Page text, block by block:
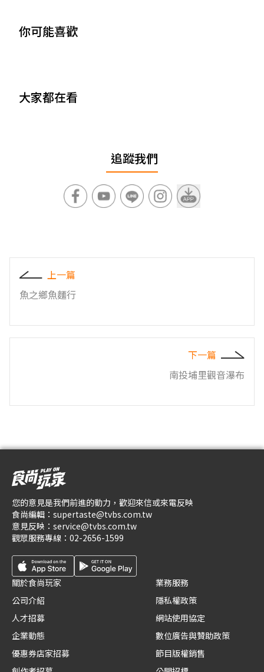
你可能喜歡
大家都在看
追蹤我們
上一篇
魚之鄉魚麵行
下一篇
南投埔里觀音瀑布
您的意見是我們前進的動力，歡迎來信或來電反映
食尚編輯： supertaste@tvbs.com.tw
意見反映： service@tvbs.com.tw
觀眾服務專線： 02-2656-1599
關於食尚玩家
公司介紹
人才招募
企業動態
優惠券店家招募
業務服務
隱私權政策
網站使用協定
數位廣告與贊助政策
節目版權銷售